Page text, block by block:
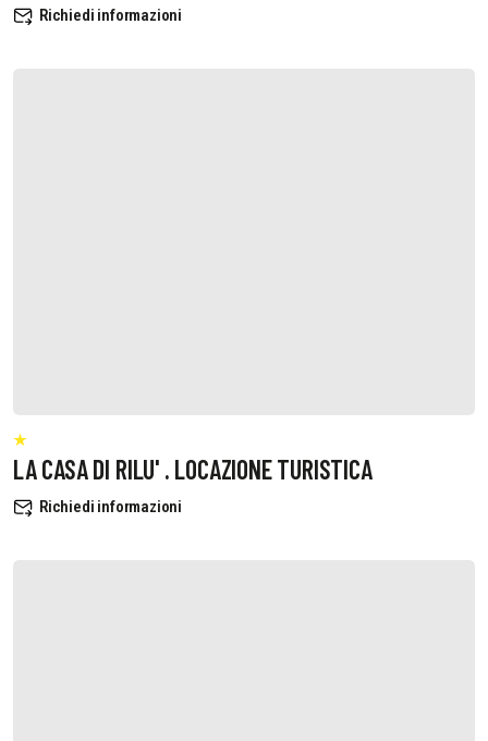
Richiedi informazioni
LA CASA DI RILU' . LOCAZIONE TURISTICA
Richiedi informazioni